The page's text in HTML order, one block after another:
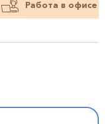
Работа в офисе